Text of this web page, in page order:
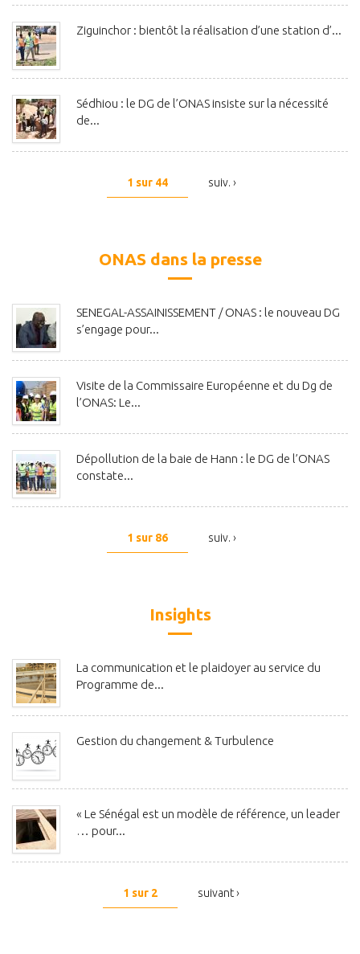
Ziguinchor : bientôt la réalisation d’une station d’...
Sédhiou : le DG de l’ONAS insiste sur la nécessité
de...
1 sur 44 suiv. ›
ONAS dans la presse
SENEGAL-ASSAINISSEMENT / ONAS : le nouveau DG
s’engage pour...
Visite de la Commissaire Européenne et du Dg de
l’ONAS: Le...
Dépollution de la baie de Hann : le DG de l’ONAS
constate...
1 sur 86 suiv. ›
Insights
La communication et le plaidoyer au service du
Programme de...
Gestion du changement & Turbulence
« Le Sénégal est un modèle de référence, un leader
… pour...
1 sur 2 suivant ›